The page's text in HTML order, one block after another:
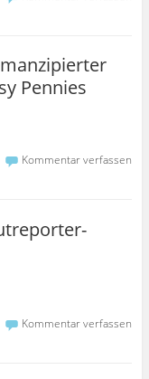
Pennies
Kommentar verfassen
Kommentar verfassen